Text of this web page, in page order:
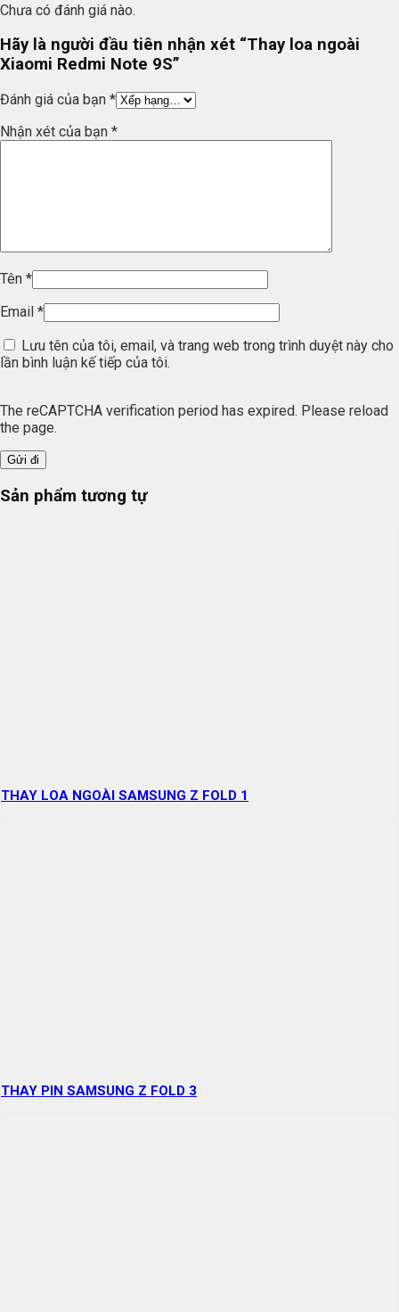
Chưa có đánh giá nào.
Hãy là người đầu tiên nhận xét “Thay loa ngoài
Xiaomi Redmi Note 9S”
Đánh giá của bạn *
Nhận xét của bạn *
Tên *
Email *
Lưu tên của tôi, email, và trang web trong trình duyệt này cho
lần bình luận kế tiếp của tôi.
The reCAPTCHA verification period has expired. Please reload
the page.
Sản phẩm tương tự
THAY LOA NGOÀI SAMSUNG Z FOLD 1
THAY PIN SAMSUNG Z FOLD 3